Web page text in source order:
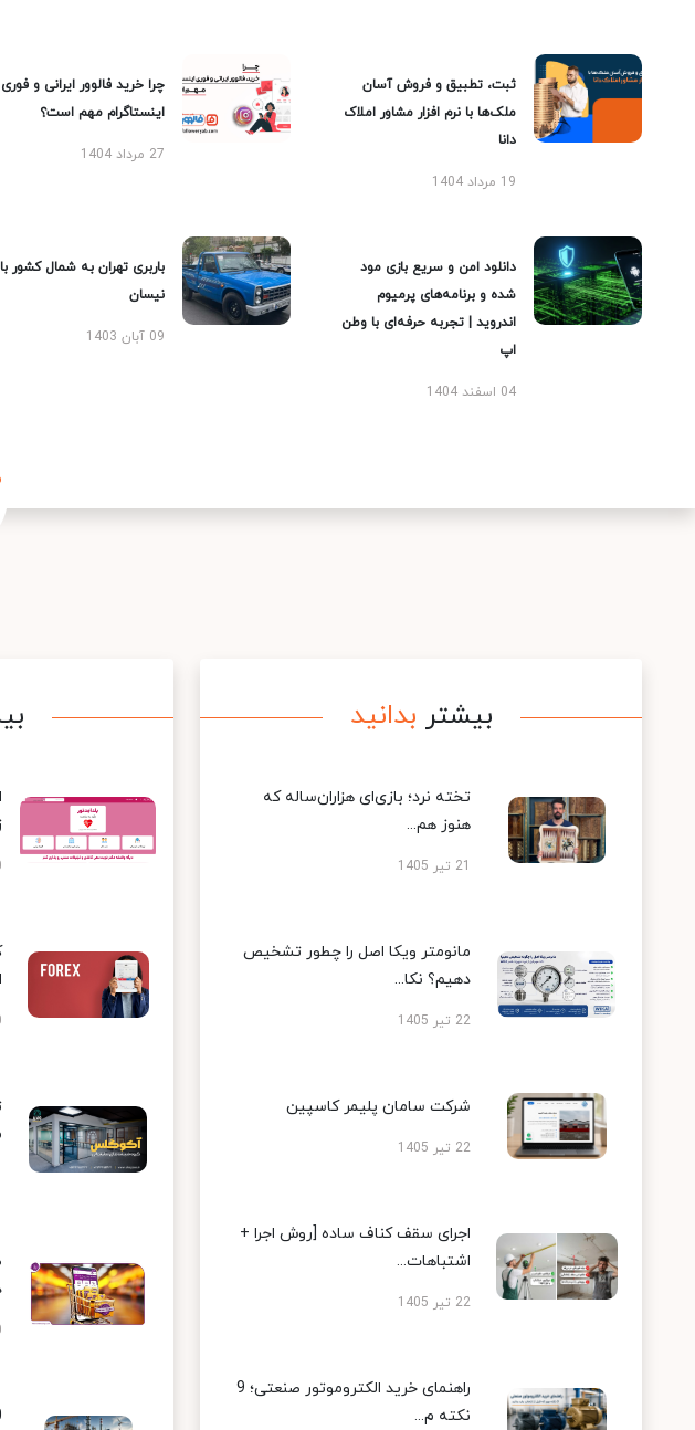
ثبت، تطبیق و فروش آسان
ملک‌ها با نرم افزار مشاور املاک
دانا
19 مرداد 1404
چرا خرید فالوور ایرانی و فوری
اینستاگرام مهم است؟
27 مرداد 1404
دانلود امن و سریع بازی مود
شده و برنامه‌های پرمیوم
اندروید | تجربه حرفه‌ای با وطن
اپ
04 اسفند 1404
باربری تهران به شمال کشور با
نیسان
09 آبان 1403
بیشتر بدانید
تخته نرد؛ بازی‌ای هزاران‌ساله که
هنوز هم...
21 تیر 1405
مانومتر ویکا اصل را چطور تشخیص
دهیم؟ نکا...
22 تیر 1405
شرکت سامان پلیمر کاسپین
22 تیر 1405
اجرای سقف کناف ساده [روش اجرا +
اشتباهات...
22 تیر 1405
راهنمای خرید الکتروموتور صنعتی؛ 9
نکته م...